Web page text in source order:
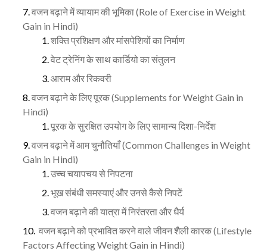
वजन बढ़ाने में व्यायाम की भूमिका (Role of Exercise in Weight
Gain in Hindi)
शक्ति प्रशिक्षण और मांसपेशियों का निर्माण
वेट ट्रेनिंग के साथ कार्डियो का संतुलन
आराम और रिकवरी
वजन बढ़ाने के लिए पूरक (Supplements for Weight Gain in
Hindi)
पूरक के सुरक्षित उपयोग के लिए सामान्य दिशा-निर्देश
वजन बढ़ाने में आम चुनौतियाँ (Common Challenges in Weight
Gain in Hindi)
उच्च चयापचय से निपटना
भूख संबंधी समस्याएं और उनसे कैसे निपटें
वजन बढ़ाने की यात्रा में निरंतरता और धैर्य
वजन बढ़ाने को प्रभावित करने वाले जीवन शैली कारक (Lifestyle
Factors Affecting Weight Gain in Hindi)